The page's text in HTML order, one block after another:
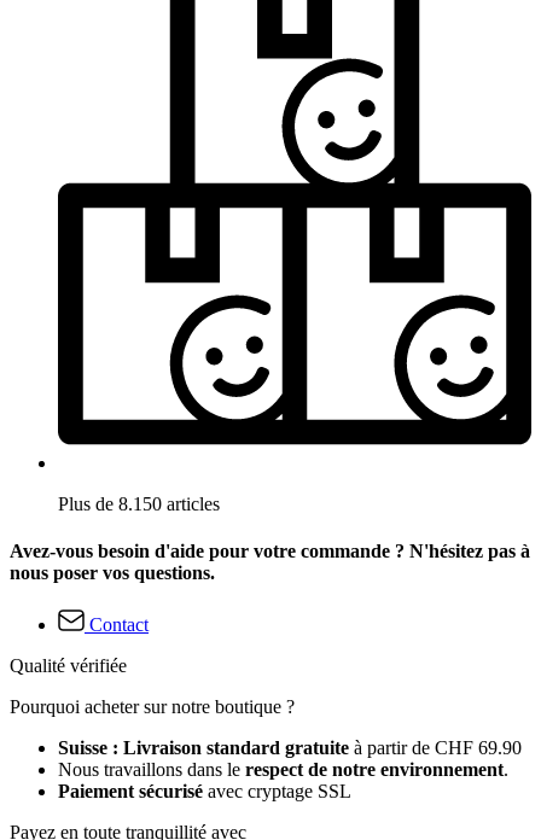
Plus de 8.150 articles
Avez-vous besoin d'aide pour votre commande ? N'hésitez pas à
nous poser vos questions.
Contact
Qualité vérifiée
Pourquoi acheter sur notre boutique ?
Suisse : Livraison standard gratuite à partir de CHF 69.90
Nous travaillons dans le respect de notre environnement.
Paiement sécurisé avec cryptage SSL
Payez en toute tranquillité avec